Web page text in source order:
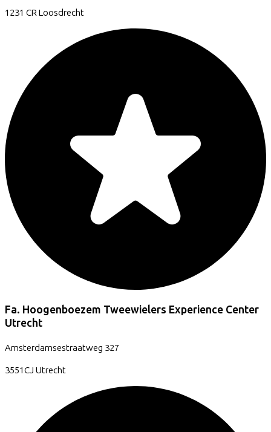
1231 CRLoosdrecht
Fa. Hoogenboezem Tweewielers Experience Center
Utrecht
Amsterdamsestraatweg 327
3551CJ Utrecht